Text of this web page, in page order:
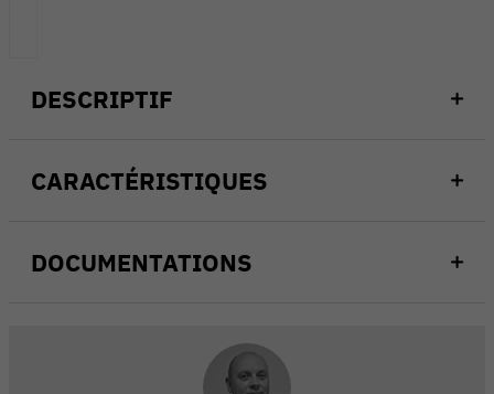
DESCRIPTIF
CARACTÉRISTIQUES
DOCUMENTATIONS